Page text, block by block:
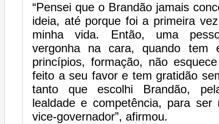
“Pensei que o Brandão jamais
ideia, até porque foi a primeira
minha vida. Então, uma
vergonha na cara, quando tem
princípios, formação, não
feito a seu favor e tem gratidão
tanto que escolhi Brandão,
lealdade e competência, para ser
vice-governador”, afirmou.